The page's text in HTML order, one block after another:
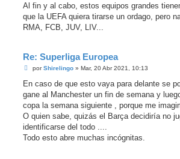
Al fin y al cabo, estos equipos grandes
que la UEFA quiera tirarse un ordago, pero
RMA, FCB, JUV, LIV...
Re: Superliga Europea
M
n
a
j
e
porShirelingo» Mar, 20 Abr 2021, 10:13
En caso de que esto vaya para delante se
gane al Manchester un fin de semana y
copa la semana siguiente , porque me
O quien sabe, quizás el Barça decidiría no
identificarse del todo ....
Todo esto abre muchas incógnitas.